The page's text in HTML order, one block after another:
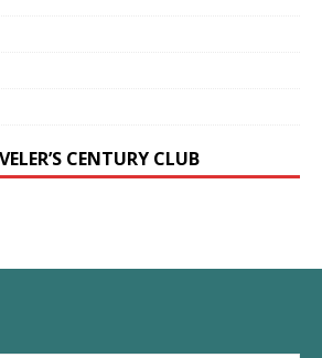
CENTURY CLUB